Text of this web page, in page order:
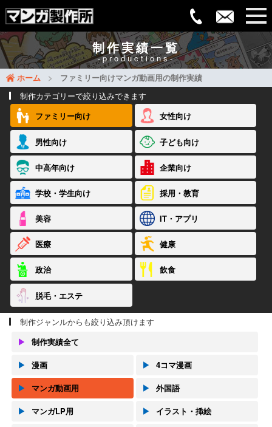
制作実績一覧
-productions-
ホーム
ファミリー向けマンガ動画用の制作実績
制作カテゴリーで絞り込みできます
ファミリー向け
女性向け
男性向け 子ども向け
中高年向け 企業向け
学校・学生向け 採用・教育
美容 IT・アプリ
医療 健康
政治 飲食
脱毛・エステ
制作ジャンルからも絞り込み頂けます
▶
制作実績全て
▶ 漫画 ▶ 4コマ漫画
▶ マンガ動画用 ▶ 外国語
▶ マンガLP用 ▶ イラスト・挿絵